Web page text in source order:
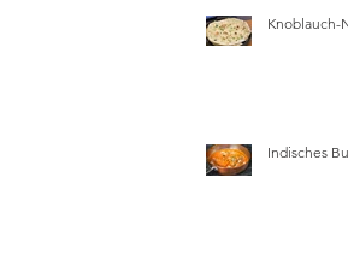
Knoblauch-
Indisches